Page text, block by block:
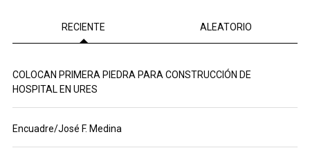
RECIENTE ALEATORIO
COLOCAN PRIMERA PIEDRA PARA CONSTRUCCIÓN DE
HOSPITAL EN URES
Encuadre/José F. Medina